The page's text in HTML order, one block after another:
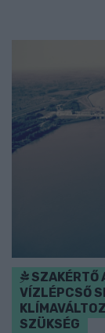
SZAKÉRTŐ
VÍZLÉPCSŐ
SZÜKSÉG